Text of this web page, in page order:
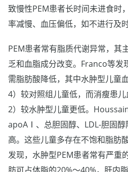
致慢性PEM患者长时间未进食时
率减慢、血压偏低，如不进行及
PEM患者常有脂质代谢异常，其
乏和血脂成分改变。Franco等
需脂肪酸降低，其中水肿型儿童
4）较对照组儿童低，而消瘦患儿
2）较水肿型儿童更低。
apoAⅠ、总胆固醇、LDL-胆固醇
高。这些儿童多存在不饱和脂肪
发现，水肿型PEM患者常有严重